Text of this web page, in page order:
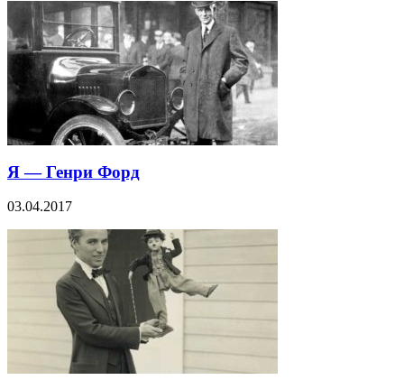
Я — Генри Форд
03.04.2017